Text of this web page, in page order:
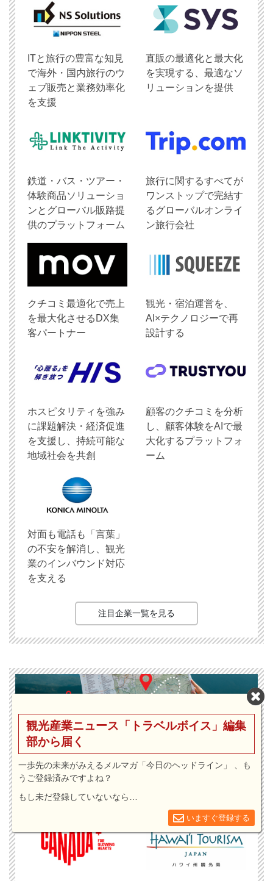
ITと旅行の豊富な知見
で海外・国内旅行のウ
ェブ販売と業務効率化
を支援
直販の最適化と最大化
を実現する、最適なソ
リューションを提供
鉄道・バス・ツアー・
体験商品ソリューショ
ンとグローバル販路提
供のプラットフォーム
旅行に関するすべてが
ワンストップで完結す
るグローバルオンライ
ン旅行会社
クチコミ最適化で売上
を最大化させるDX集
客パートナー
観光・宿泊運営を、
AI×テクノロジーで再
設計する
ホスピタリティを強み
に課題解決・経済促進
を支援し、持続可能な
地域社会を共創
顧客のクチコミを分析
し、顧客体験をAIで最
大化するプラットフォ
ーム
対面も電話も「言葉」
の不安を解消し、観光
業のインバウンド対応
を支える
注目企業一覧を見る
注目観光局・団体 セレクト
トラベルボイスが注目する観光局・団体の特設サ
イトです。ロゴをクリックすると注目観光局・団
体のインタビューやニュースを一覧することがで
観光産業ニュース「トラベルボイス」編集
部から届く
一歩先の未来がみえるメルマガ「今日のヘッドライン」 、も
うご登録済みですよね？
もし未だ登録していないなら…
いますぐ登録する